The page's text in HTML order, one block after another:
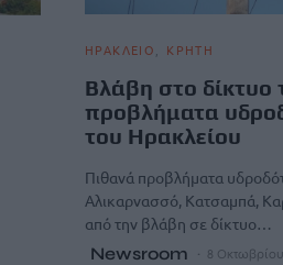
ΗΡΑΚΛΕΙΟ ΚΡΗΤΗ
Βλάβη στο δίκτυο
προβλήματα
του Ηρακλείου
Πιθανά προβλήματα
Αλικαρνασσό, Κατσαμπά,
από την βλάβη σε δίκτυο…
Newsroom 8